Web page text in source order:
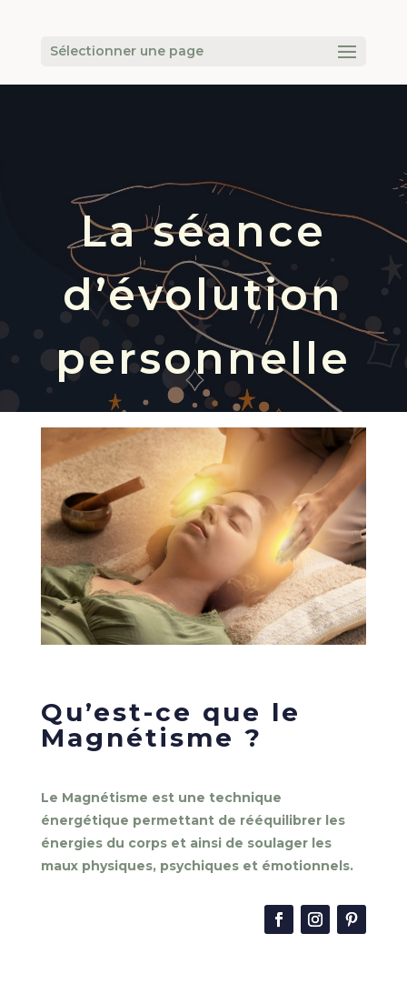
Sélectionner une page
La séance
d’évolution
personnelle
Qu’est-ce que le
Magnétisme ?
Le Magnétisme est une technique
énergétique permettant de rééquilibrer les
énergies du corps et ainsi de soulager les
maux physiques, psychiques et émotionnels.